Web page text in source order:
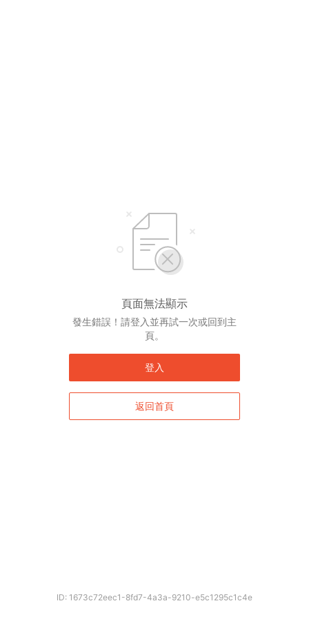
頁面無法顯示
發生錯誤！請登入並再試一次或回到主
頁。
登入
返回首頁
ID: 1673c72eec1-8fd7-4a3a-9210-e5c1295c1c4e